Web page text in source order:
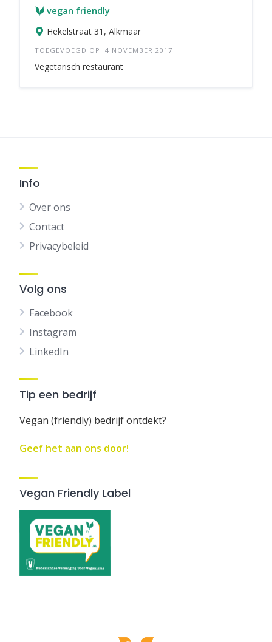
vegan friendly
Hekelstraat 31, Alkmaar
TOEGEVOEGD OP: 4 NOVEMBER 2017
Vegetarisch restaurant
Info
Over ons
Contact
Privacybeleid
Volg ons
Facebook
Instagram
LinkedIn
Tip een bedrijf
Vegan (friendly) bedrijf ontdekt?
Geef het aan ons door!
Vegan Friendly Label